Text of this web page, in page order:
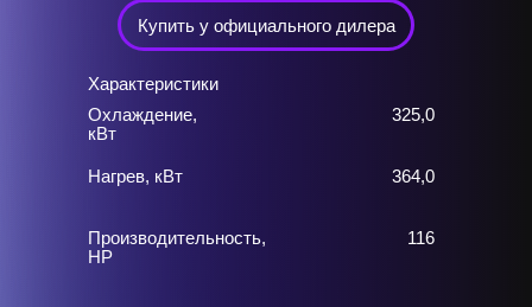
325,0
Охлаждение,
кВт
Характеристики
Купить у официального дилера
Нагрев, кВт 364,0
Производительность,
HP
116